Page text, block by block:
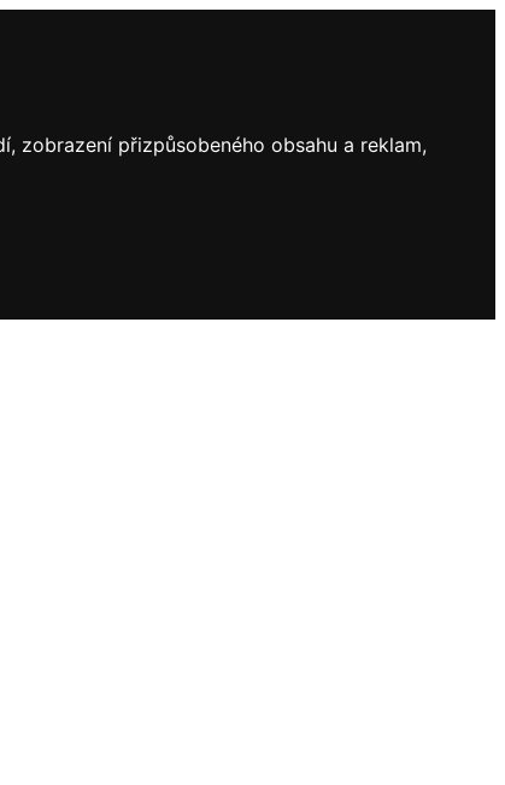
zobrazení přizpůsobeného obsahu a reklam,